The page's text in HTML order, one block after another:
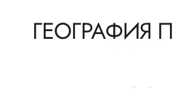
ГЕОГРАФИЯ